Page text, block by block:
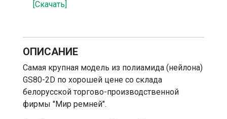
[Скачать]
ОПИСАНИЕ
Самая крупная модель из полиамида (нейлона)
GS80-2D по хорошей цене со склада
белорусской торгово-производственной
фирмы "Мир ремней".